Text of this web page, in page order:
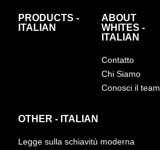
PRODUCTS -
ITALIAN
ABOUT
WHITES -
ITALIAN
Contatto
Chi Siamo
Conosci il team
OTHER - ITALIAN
Legge sulla schiavitù moderna